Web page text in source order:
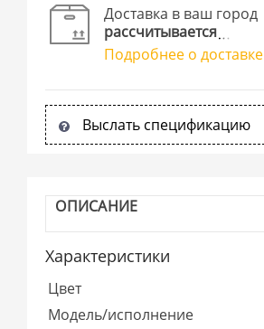
Доставка в ваш город
рассчитывается
Подробнее о доставке
Выслать спецификацию
ОПИСАНИЕ
Характеристики
Цвет
Модель/исполнение